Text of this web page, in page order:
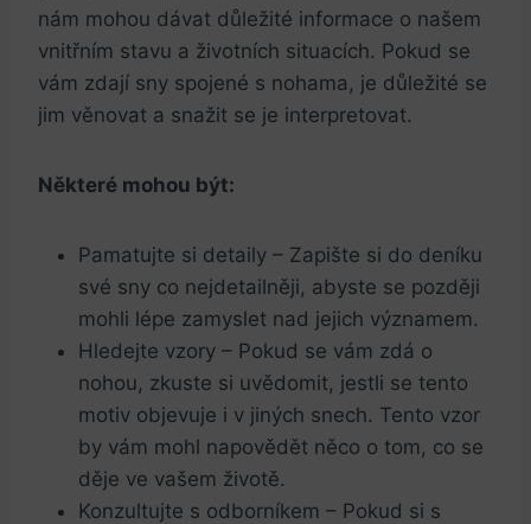
nám mohou dávat důležité informace o našem
vnitřním stavu a životních situacích. Pokud se
vám zdají sny spojené s nohama, je důležité se
jim věnovat a snažit se je interpretovat.
Některé mohou být:
Pamatujte si detaily – Zapište si do deníku
své sny co nejdetailněji, abyste se později
mohli lépe zamyslet nad jejich významem.
Hledejte vzory – Pokud se vám zdá o
nohou, zkuste si uvědomit, jestli se tento
motiv objevuje i v jiných snech. Tento vzor
by vám mohl napovědět něco o tom, co se
děje ve vašem životě.
Konzultujte s odborníkem – Pokud si s